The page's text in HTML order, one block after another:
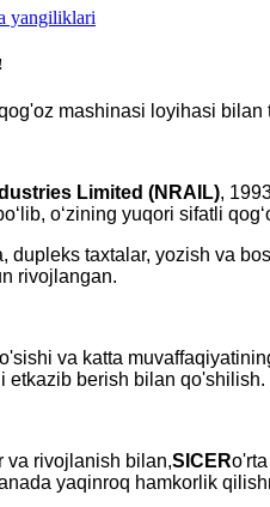
yangiliklari
mashinasi loyihasi bilan
Limited (NRAIL),
oʻzining yuqori sifatli
dupleks taxtalar, yozish va
rivojlangan.
va katta
etkazib berish bilan
va rivojlanish bilan,SICER
yaqinroq hamkorlik